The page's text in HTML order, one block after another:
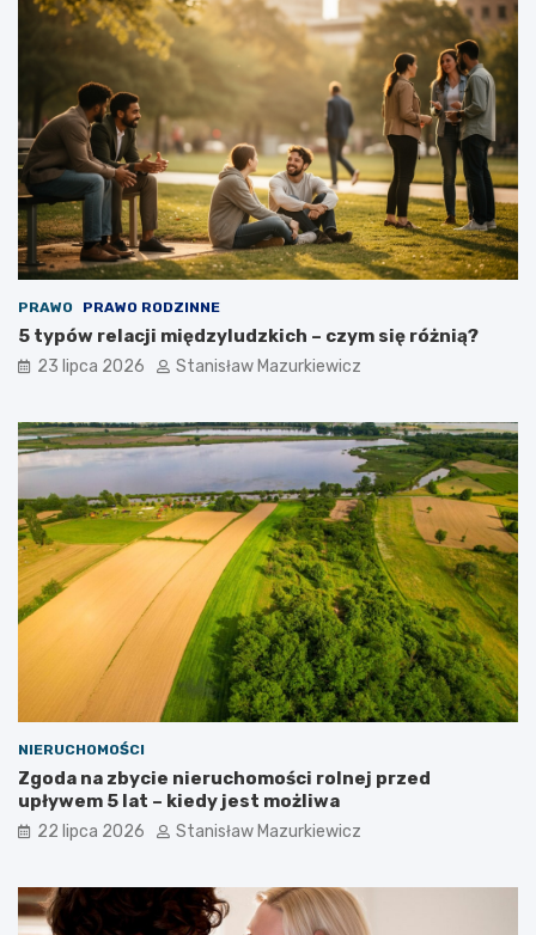
PRAWO PRAWO RODZINNE
5 typów relacji międzyludzkich – czym się różnią?
23 lipca 2026 Stanisław Mazurkiewicz
NIERUCHOMOŚCI
Zgoda na zbycie nieruchomości rolnej przed
upływem 5 lat – kiedy jest możliwa
22 lipca 2026 Stanisław Mazurkiewicz